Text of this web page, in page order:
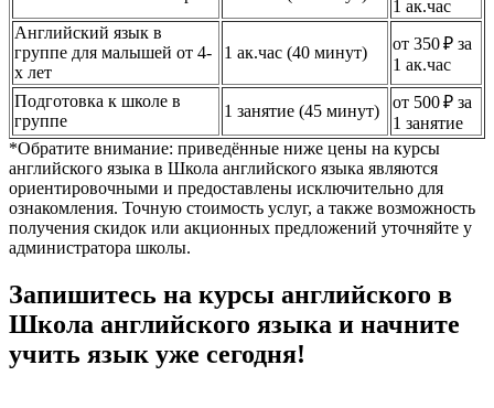
1 ак.час
Английский язык в
группе для малышей от 4-
х лет
1 ак.час (40 минут)
от 350 ₽ за
1 ак.час
Подготовка к школе в
группе
1 занятие (45 минут)
от 500 ₽ за
1 занятие
*Обратите внимание: приведённые ниже цены на курсы
английского языка в Школа английского языка являются
ориентировочными и предоставлены исключительно для
ознакомления. Точную стоимость услуг, а также возможность
получения скидок или акционных предложений уточняйте у
администратора школы.
Запишитесь на курсы английского в
Школа английского языка и начните
учить язык уже сегодня!